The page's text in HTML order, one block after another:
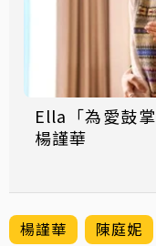
Ella「為愛鼓
楊謹華
楊謹華 陳庭妮